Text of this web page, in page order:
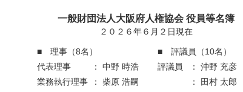
一般財団法人大阪府人権協会 役員等名簿
２０２６年６月２日現在
■ 理事（8名）
■ 評議員（10名）
代表理事
： 中野 時浩 評議員 ：
沖野 充彦
業務執行理事
： 柴原 浩嗣 ：
田村 太郎